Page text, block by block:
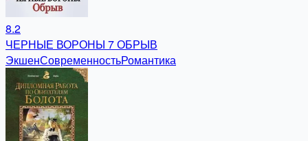
8.2
ЧЕРНЫЕ ВОРОНЫ 7 ОБРЫВ
ЭкшенСовременностьРомантика